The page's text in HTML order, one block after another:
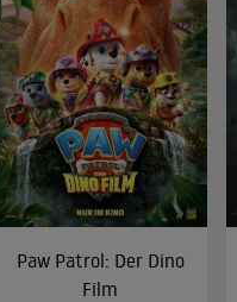
Paw Patrol: Der Dino
Film